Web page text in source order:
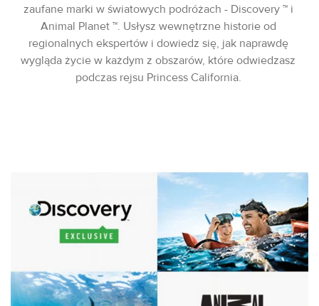
zaufane marki w światowych podróżach - Discovery ™ i
Animal Planet ™. Usłysz wewnętrzne historie od
regionalnych ekspertów i dowiedz się, jak naprawdę
wygląda życie w każdym z obszarów, które odwiedzasz
podczas rejsu Princess California.